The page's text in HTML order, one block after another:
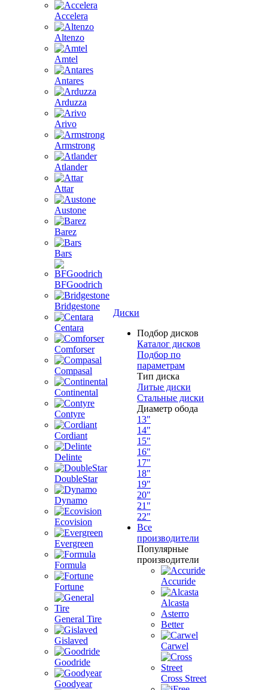
Accelera
Altenzo
Amtel
Antares
Arduzza
Arivo
Armstrong
Atlander
Attar
Austone
Barez
Bars
BFGoodrich
Bridgestone
Centara
Comforser
Compasal
Continental
Contyre
Cordiant
Delinte
DoubleStar
Dynamo
Ecovision
Evergreen
Formula
Fortune
General Tire
Gislaved
Goodride
Goodyear
Диски
Подбор дисков
Каталог дисков
Подбор по
параметрам
Тип диска
Литые диски
Стальные диски
Диаметр обода
13"
14"
15"
16"
17"
18"
19"
20"
21"
22"
Все
производители
Популярные
производители
Accuride
Alcasta
Asterro
Better
Carwel
Cross Street